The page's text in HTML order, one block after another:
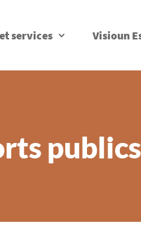
services Visioun
publics